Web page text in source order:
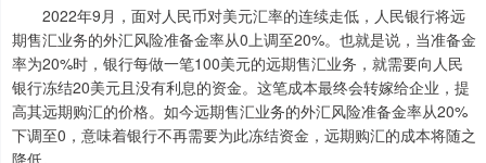
2022年9月，面对人民币对美元汇率的连续走低，人民银行将远
期售汇业务的外汇风险准备金率从0上调至20%。也就是说，当准备金
率为20%时，银行每做一笔100美元的远期售汇业务，就需要向人民
银行冻结20美元且没有利息的资金。这笔成本最终会转嫁给企业，提
高其远期购汇的价格。如今远期售汇业务的外汇风险准备金率从20%
下调至0，意味着银行不再需要为此冻结资金，远期购汇的成本将随之